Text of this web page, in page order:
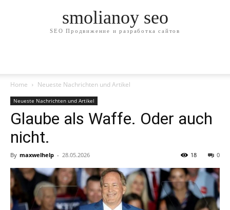
smolianoy seo
SEO Продвижение и разработка сайтов
Home Neueste Nachrichten und Artikel
Neueste Nachrichten und Artikel
Glaube als Waffe. Oder auch
nicht.
By maxwelhelp - 28.05.2026 0
18